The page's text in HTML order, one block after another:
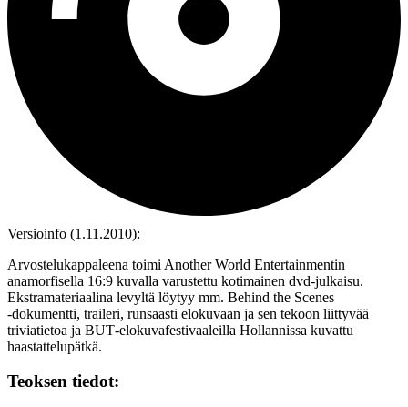
Versioinfo (1.11.2010):
Arvostelukappaleena toimi Another World Entertainmentin
anamorfisella 16:9 kuvalla varustettu kotimainen dvd‑julkaisu.
Ekstramateriaalina levyltä löytyy mm. Behind the Scenes
‑dokumentti, traileri, runsaasti elokuvaan ja sen tekoon liittyvää
triviatietoa ja BUT‑elokuvafestivaaleilla Hollannissa kuvattu
haastattelupätkä.
Teoksen tiedot: